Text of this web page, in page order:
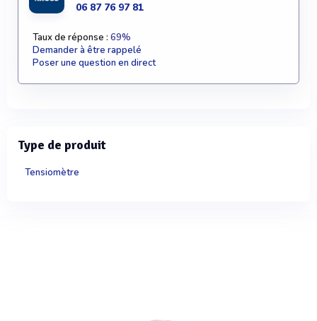
06 87 76 97 81
Taux de réponse : 69%
Demander à être rappelé
Poser une question en direct
Type de produit
Tensiomètre